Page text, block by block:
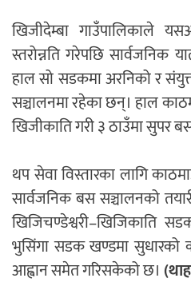
खिजीदेम्बा गाउँपालिकाले
स्तरोन्नति गरेपछि सार्वजनिक
हाल सो सडकमा अरनिको र
सञ्चालनमा रहेका छन्। हाल
खिजीकाति गरी ३ ठाउँमा सुपर
थप सेवा विस्तारका लागि
सार्वजनिक बस सञ्चालनको
खिजिचण्डेश्वरी–खिजिकाति
भुसिंगा सडक खण्डमा सुधारको
आह्वान समेत गरिसकेको छ।